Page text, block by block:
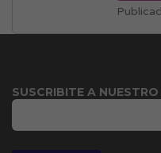
SUSCRIBITE A